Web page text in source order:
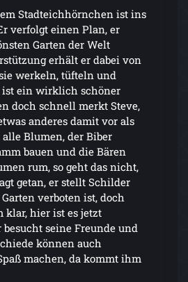
Stadteichhörnchen ist ins
verfolgt einen Plan, er
Garten der Welt
erhält er dabei von
werkeln, tüfteln und
ist ein wirklich schöner
doch schnell merkt Steve,
anderes damit vor als
Blumen, der Biber
bauen und die Bären
rum, so geht das nicht,
getan, er stellt Schilder
verboten ist, doch
hier ist es jetzt
seine Freunde und
können auch
machen, da kommt ihm